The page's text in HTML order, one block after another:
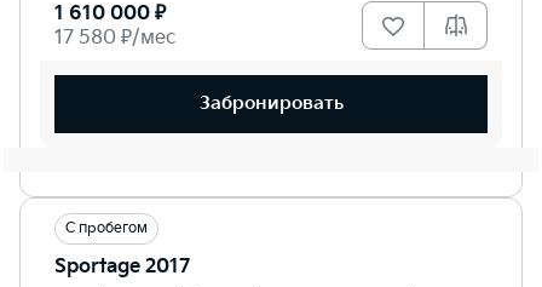
1 610 000 ₽
17 580 ₽/мес
Забронировать
С пробегом
Sportage 2017